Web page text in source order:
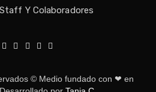
Staff Y Colaboradores
© Medio fundado con ❤ en